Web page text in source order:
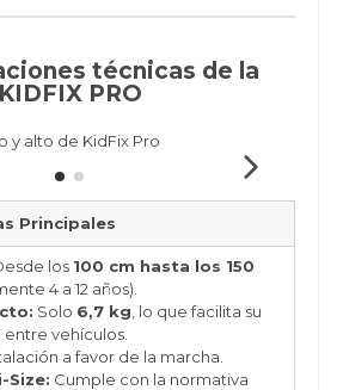
técnicas de la
KIDFIX PRO
Principales
los 100 cm hasta los 150
4 a 12 años).
Solo 6,7 kg , lo que facilita su
vehículos.
a favor de la marcha.
Size: Cumple con la normativa